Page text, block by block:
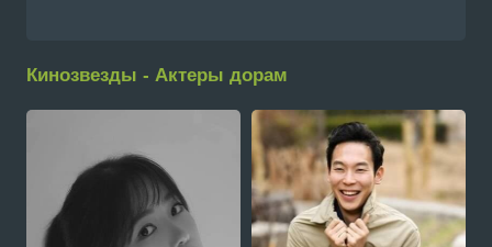
Кинозвезды - Актеры дорам